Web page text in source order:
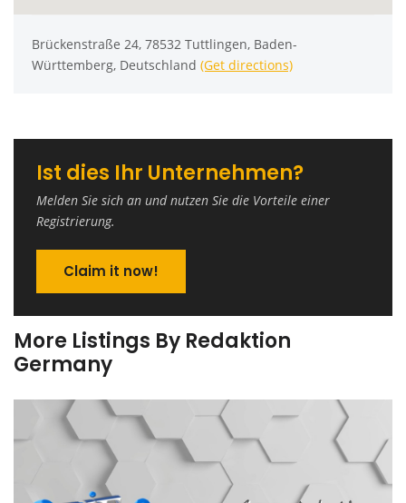
Brückenstraße 24, 78532 Tuttlingen, Baden-
Württemberg, Deutschland (Get directions)
Ist dies Ihr Unternehmen?
Melden Sie sich an und nutzen Sie die Vorteile einer
Registrierung.
Claim it now!
More Listings By Redaktion
Germany